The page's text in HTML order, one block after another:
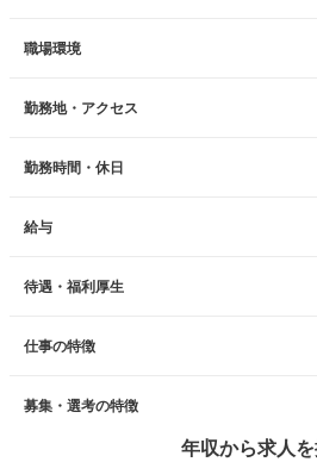
職場環境
勤務地・アクセス
勤務時間・休日
給与
待遇・福利厚生
仕事の特徴
募集・選考の特徴
年収から求人